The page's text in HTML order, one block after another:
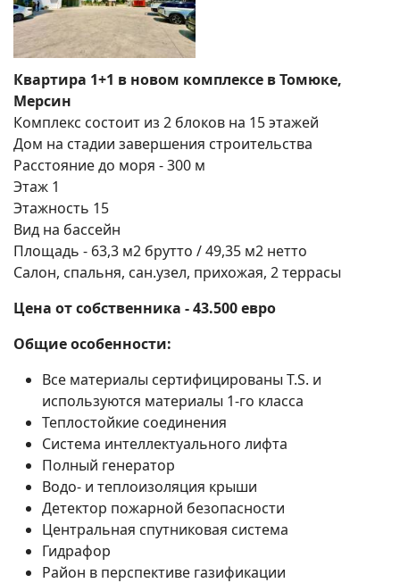
Квартира 1+1 в новом комплексе в Томюке,
Мерсин
Комплекс состоит из 2 блоков на 15 этажей
Дом на стадии завершения строительства
Расстояние до моря - 300 м
Этаж 1
Этажность 15
Вид на бассейн
Площадь - 63,3 м2 брутто / 49,35 м2 нетто
Салон, спальня, сан.узел, прихожая, 2 террасы
Цена от собственника - 43.500 евро
Общие особенности:
Все материалы сертифицированы T.S. и
используются материалы 1-го класса
Теплостойкие соединения
Система интеллектуального лифта
Полный генератор
Водо- и теплоизоляция крыши
Детектор пожарной безопасности
Центральная спутниковая система
Гидрафор
Район в перспективе газификации